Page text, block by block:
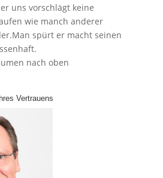
uns vorschlägt keine
wie manch anderer
spürt er macht seinen
nach oben
Vertrauens